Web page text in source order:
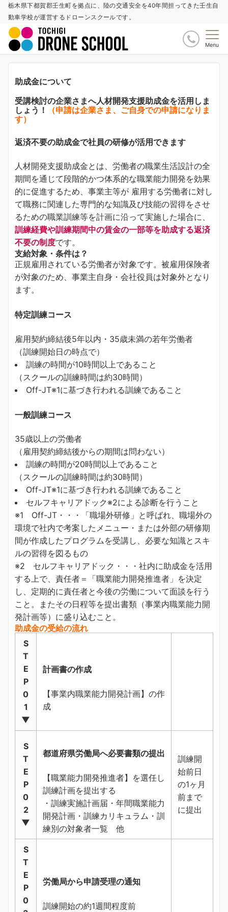
栃木県下都賀郡壬生町を拠点に、陸の交通安全を40年間担ってきた壬生自
動車学校が運営するドローンスクールです。
Menu
助成金について
受講検討の企業さまへ人材開発支援助成金を活用しま
しょう！
（申請は企業さま、ご自身での申請になりま
す）
返済不要の助成金で社員の研修が活用できます
人材開発支援助成金とは、労働者の職業生活設計の全
期間を通じて段階的かつ体系的な職業能力開発を効果
的に促進するため、事業主等が 雇用する労働者に対し
て職務に関連した専門的な知識及び技能の習得をさせ
るための職業訓練等を計画に沿って実施した場合に、
訓練経費や訓練期間中の賃金の一部等を助成する返済
不要の制度です。
支給対象・条件は？
正規雇用されている労働者が対象です。被雇用保険者
が対象のため、事業主自身・会社役員は対象外となり
ます。
特定訓練コース
雇用契約締結後5年以内・35歳未満の若年労働者
（訓練開始日の時点で）
訓練の時間が10時間以上であること
（スクールの訓練時間は約30時間）
Off-JT※1に基づき行われる訓練であること
一般訓練コース
35歳以上の労働者
（雇用契約締結後からの期間は問わない）
訓練の時間が20時間以上であること
（スクールの訓練時間は約30時間）
Off-JT※1に基づき行われる訓練であること
セルフキャリアドック※2による診断を行うこと
※1 Off-JT・・・「職場外研修」と呼ばれ、職場外の
環境で社内で考案したメニュー・または外部の研修期
間が作成したプログラムを受講し、必要な知識とスキ
ルの習得を図るもの
※2 セルフキャリアドック・・・社内に助成金を活用
する上で、責任者＝「職業能力開発推進者」を決定
し、定期的に責任者と今後の労働について面談を行う
こと。またその日程等を提出書類（事業内職業能力開
発計画等）に盛り込むこと。
助成金の受給の流れ
S
T
E
P
0
1
▼
計画書の作成
【事業内職業能力開発計画】の作
成
S
T
E
P
0
2
▼
都道府県労働局へ必要書類の提出
【職業能力開発推進者】を選任し
訓練計画を提出する
・訓練実施計画届・年間職業能力
開発計画・訓練カリキュラム・訓
練別の対象者一覧 他
訓練開
始前日
の1ヶ月
前まで
に提出
S
T
E
P
0
労働局から申請受理の通知
訓練開始の約1週間程度前